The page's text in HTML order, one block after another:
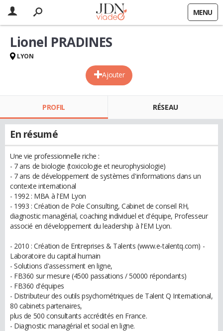
MENU
Ajouter
Lionel PRADINES
LYON
PROFIL RÉSEAU
En résumé
Une vie professionnelle riche :
- 7 ans de biologie (toxicologie et neurophysiologie)
- 7 ans de développement de systèmes d'informations dans un
contexte international
- 1992 : MBA à l'EM Lyon
- 1993 : Création de Pole Consulting, Cabinet de conseil RH,
diagnostic managérial, coaching individuel et d'équipe, Professeur
associé en développement du leadership à l'EM Lyon.
- 2010 : Création de Entreprises & Talents (www.e-talentq.com) -
Laboratoire du capital humain
- Solutions d'assessment en ligne,
- FB360 sur mesure (4500 passations / 50000 répondants)
- FB360 d'équipes
- Distributeur des outils psychométriques de Talent Q International,
80 cabinets partenaires,
plus de 500 consultants accrédités en France.
- Diagnostic managérial et social en ligne.